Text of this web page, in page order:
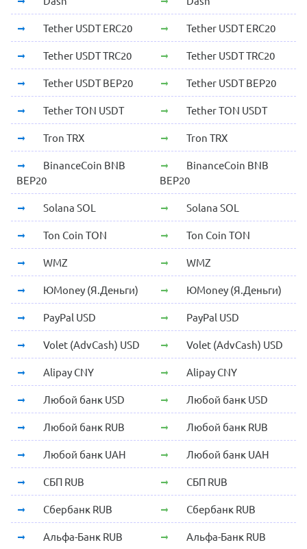
Tether USDT ERC20 Tether USDT ERC20
Tether USDT TRC20 Tether USDT TRC20
Tether USDT BEP20 Tether USDT BEP20
Tether TON USDT Tether TON USDT
Tron TRX Tron TRX
BinanceCoin BNB
BEP20
BinanceCoin BNB
BEP20
Solana SOL Solana SOL
Ton Coin TON Ton Coin TON
WMZ WMZ
ЮMoney (Я.Деньги) ЮMoney (Я.Деньги)
PayPal USD PayPal USD
Volet (AdvCash) USD Volet (AdvCash) USD
Alipay CNY Alipay CNY
Любой банк USD Любой банк USD
Любой банк RUB Любой банк RUB
Любой банк UAH Любой банк UAH
СБП RUB СБП RUB
Сбербанк RUB Сбербанк RUB
Альфа-Банк RUB Альфа-Банк RUB